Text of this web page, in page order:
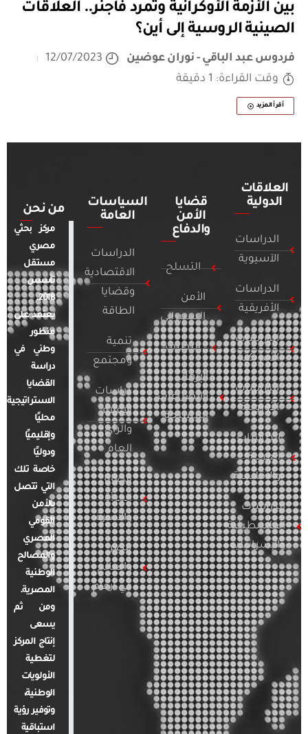
بين الأزمة الأوكرانية وتمرد فاجنر.. العلاقات
الصينية الروسية إلى أين؟
فردوس عبد الباقي - نوران عوضين
12/07/2023
وقت القراءة: 1 دقيقة
أقرأ المزيد
العلاقات
الدولية
الدراسات
الآسيوية
الدراسات
الأفريقية
الدراسات
الأمريكية
الدراسات
الأوروبية
الدراسات
العربية
والإقليمية
الدراسات
الفلسطينية
والإسرائيلية
قضايا
الأمن
والدفاع
التسلح
الأمن
السيبراني
التطرف
الإرهاب
والصراعات
المسلحة
السياسات
العامة
الدراسات
الاقتصادية
وقضايا
الطاقة
تنمية
ومجتمع
دراسات
الإعلام
والرأي
العام
قضايا
المرأة
والأسرة
مصر
والعالم
في أرقام
من نحن
مركز بحثي
مصري
مستقل
تأسس
2018.
يعتمد على
منظور
وطني في
دراسة
القضايا
الاستراتيجية
محليًا
وإقليميًا
ودوليًا
خاصة تلك
التي تتصل
بالأمن
القومي
المصري
والمصالح
الوطنية
المصرية.
ومن ثم
يسعى
إنتاج المركز
لتغطية
الأولويات
الوطنية،
وتوفير رؤية
استباقية